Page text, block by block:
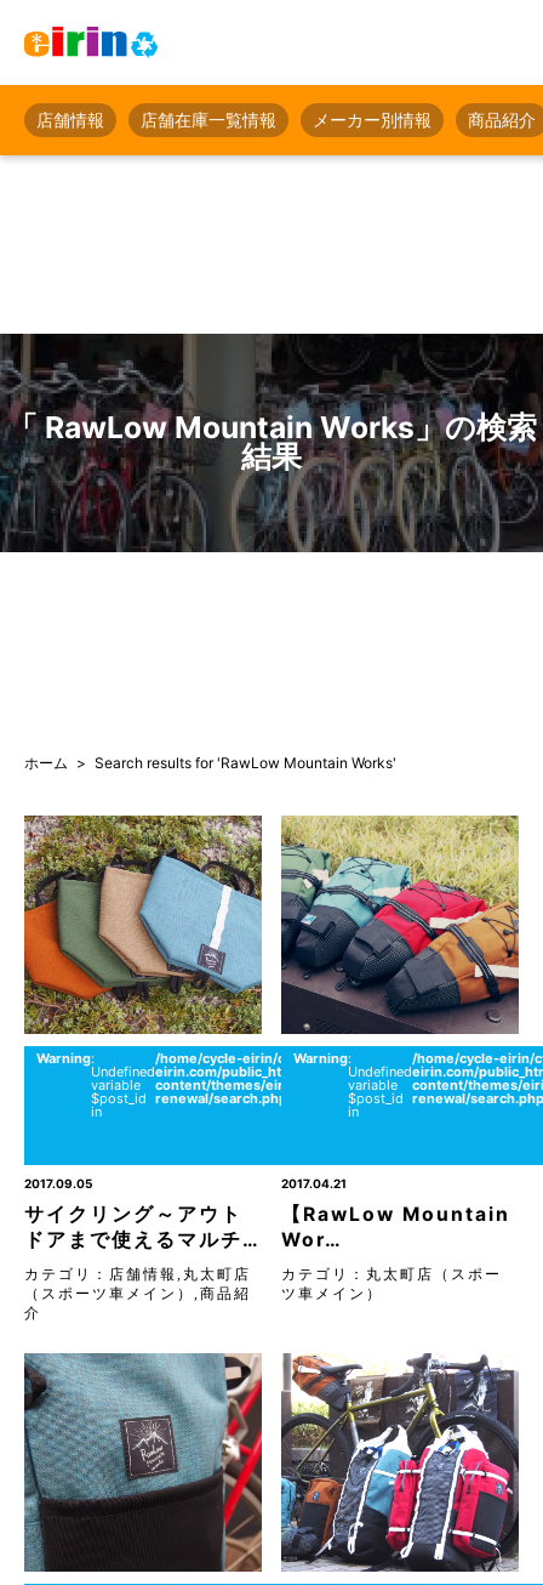
店舗情報 店舗在庫一覧情報 メーカー別情報 商品紹介
「 RawLow Mountain Works」の検索
結果
ホーム Search results for 'RawLow Mountain Works'
Warning:
Undefined
variable
$post_id
in
/home/cycle-eirin/cycle-
eirin.com/public_html/wordpress/wp-
content/themes/eirin-
renewal/search.php
on
line
26
丸太
町店
（ス
2017.09.05
サイクリング～アウト
ドアまで使えるマルチ…
カテゴリ： 店舗情報 , 丸太町店
（スポーツ車メイン） ,商品紹
介
Warning:
Undefined
variable
$post_id
in
/home/cycle-eirin/
eirin.com/
content/themes/
renewal/
2017.04.21
【RawLow Mountain
Wor…
カテゴリ： 丸太町店（スポー
ツ車メイン）